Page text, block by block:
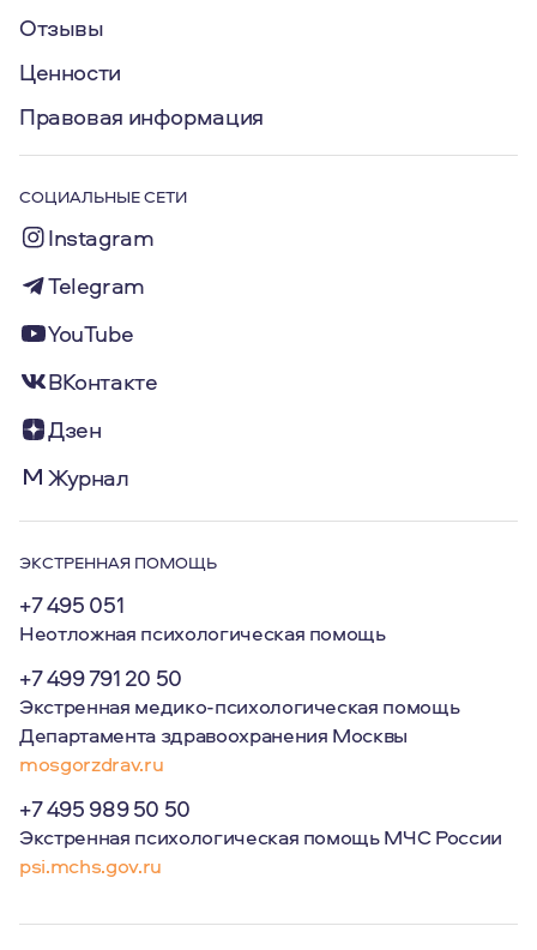
Отзывы
Ценности
Правовая информация
СОЦИАЛЬНЫЕ СЕТИ
Instagram
Telegram
YouTube
ВКонтакте
Дзен
Журнал
ЭКСТРЕННАЯ ПОМОЩЬ
+7 495 051
Неотложная психологическая помощь
+7 499 791 20 50
Экстренная медико-психологическая помощь
Департамента здравоохранения Москвы
mosgorzdrav.ru
+7 495 989 50 50
Экстренная психологическая помощь МЧС России
psi.mchs.gov.ru